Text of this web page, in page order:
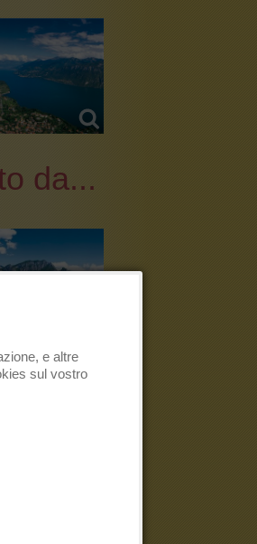
da...
e altre
sul vostro